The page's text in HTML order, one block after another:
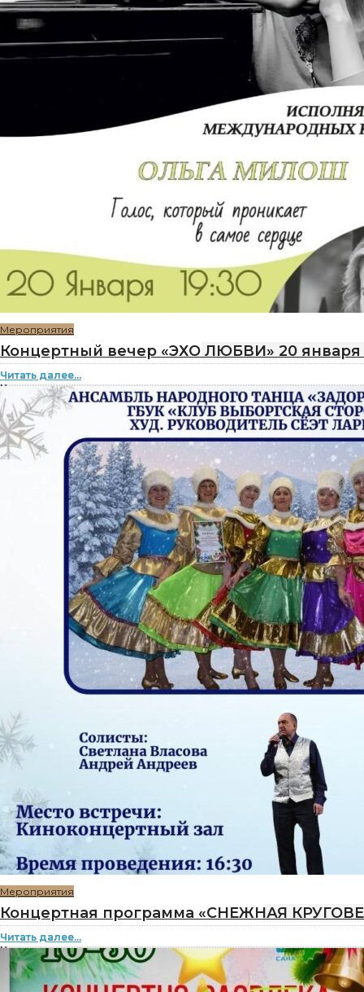
Мероприятия
Концертный вечер «ЭХО ЛЮБВИ» 20 января
Читать далее...
Мероприятия
Концертная программа «СНЕЖНАЯ
Читать далее...